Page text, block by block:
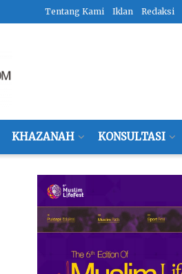
Tentang Kami Iklan Redaksi
KHAZANAH KONSULTASI